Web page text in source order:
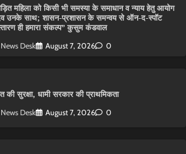
महिला को किसी भी समस्या के समाधान व न्याय हेतु आयोग
उनके साथ; शासन-प्रशासन के समन्वय से ऑन-द-स्पॉट
ही हमारा संकल्प” कुसुम कंडवाल
News Desk August 7, 2026 0
की सुरक्षा, धामी सरकार की प्राथमिकता
News Desk August 7, 2026 0